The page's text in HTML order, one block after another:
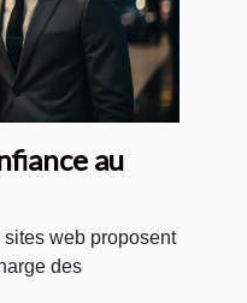
au
web proposent
des